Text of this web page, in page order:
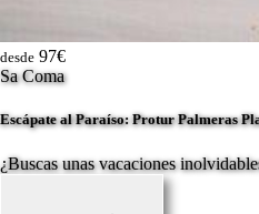
desde 97€
Sa Coma
Escápate al Paraíso: Protur Palmeras
¿Buscas unas vacaciones